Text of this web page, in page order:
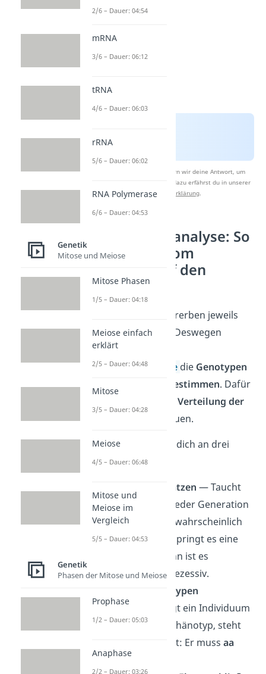
Nach Beantwortung speichern wir deine Antwort, um
Studyflix zu verbessern. Mehr dazu erfährst du in unserer
Datenschutzerklärung
Stammbaumanalyse: So
schließt du vom
Phänotyp auf den
Genotyp
Mutter und Vater vererben jeweils
ein Allel an ihr Kind. Deswegen
kannst du mit einer
Stammbaumanalyse die Genotypen
der Generationen bestimmen. Dafür
musst du dir nur dieVerteilung der
anschauen.
Dafür orientierst du dich an drei
Grundregeln:
Erbgang einschätzen — Taucht
das Merkmal in jeder Generation
auf? Dann ist es wahrscheinlich
dominant. Überspringt es eine
Generation? Dann ist es
wahrscheinlich rezessiv.
Rezessive Genotypen
festlegen
— Zeigt ein Individuum
den rezessiven Phänotyp, steht
sein Genotyp fest: Er mussaa
sein.
2/6 – Dauer: 04:54
mRNA
3/6 – Dauer: 06:12
tRNA
4/6 – Dauer: 06:03
rRNA
5/6 – Dauer: 06:02
RNA Polymerase
6/6 – Dauer: 04:53
Genetik
Mitose und Meiose
Mitose Phasen
1/5 – Dauer: 04:18
Meiose einfach
erklärt
2/5 – Dauer: 04:48
Mitose
3/5 – Dauer: 04:28
Meiose
4/5 – Dauer: 06:48
Mitose und
Meiose im
Vergleich
5/5 – Dauer: 04:53
Genetik
Phasen der Mitose und Meiose
Prophase
1/2 – Dauer: 05:03
Anaphase
2/2 – Dauer: 03:26